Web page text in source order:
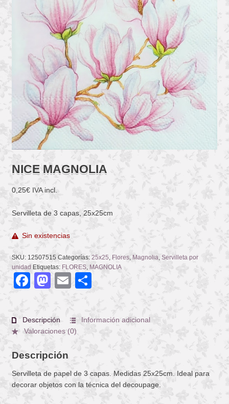
NICE MAGNOLIA
0,25€ IVA incl.
Servilleta de 3 capas, 25x25cm
Sin existencias
SKU: 12507515 Categorías: 25x25, Flores, Magnolia, Servilleta por
unidad Etiquetas: FLORES, MAGNOLIA
Facebook
Mastodon
Email
Descripción
Información adicional
Valoraciones (0)
Descripción
Servilleta de papel de 3 capas. Medidas 25x25cm. Ideal para
decorar objetos con la técnica del decoupage.